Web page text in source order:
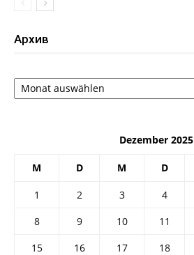
Архив
Архив
Dezember 2025
M D M D
1 2 3 4
8
9 10 11
15
16 17 18